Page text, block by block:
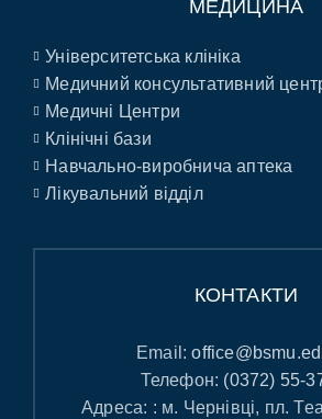
МЕДИЦИНА
Університетська клініка
Медичний консультативний
Медичні Центри
Клінічні бази
Навчально-виробнича аптека
Лікувальний відділ
КОНТАКТИ
Email:
Телефон: (0372) 55-
Адреса: : м. Чернівці, пл.